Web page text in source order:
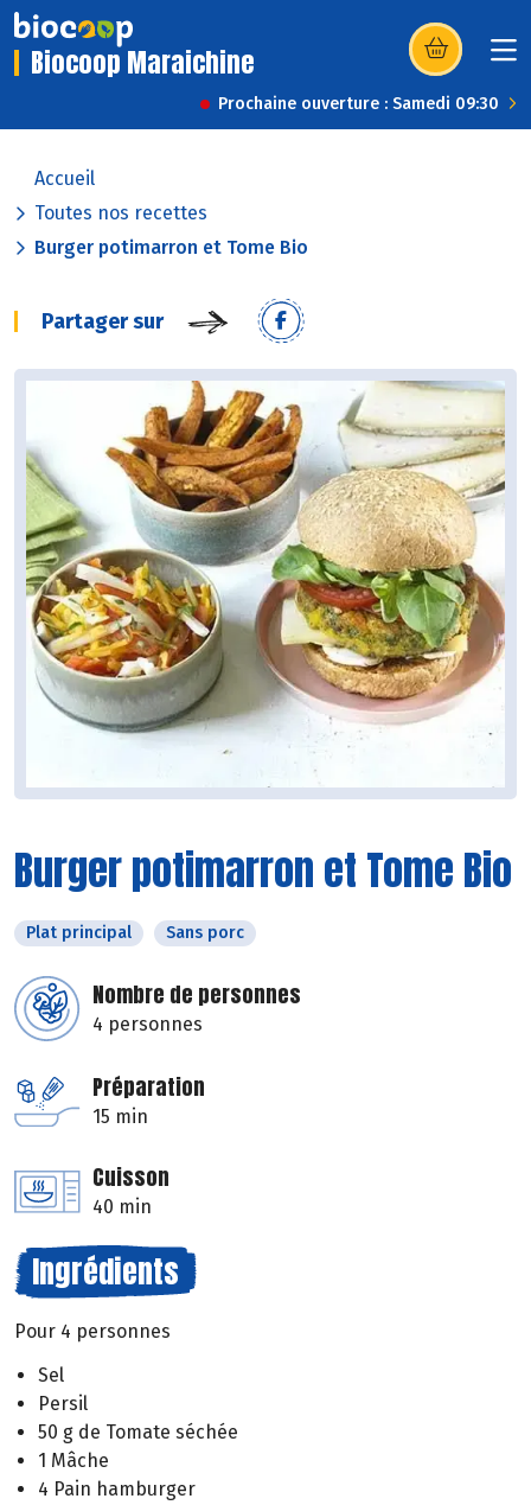
Biocoop Maraichine (s’ouvre dans
Prochaine ouverture : Samedi 09:30
Accueil
Toutes nos recettes
Burger potimarron et Tome Bio
Partager sur
Burger potimarron et Tome Bio
Plat principal Sans porc
Nombre de personnes
4 personnes
Préparation
15 min
Cuisson
40 min
Ingrédients
Pour 4 personnes
Sel
Persil
50 g de Tomate séchée
1 Mâche
4 Pain hamburger